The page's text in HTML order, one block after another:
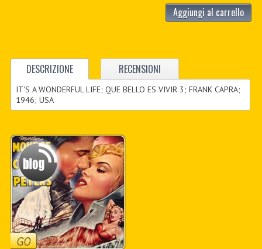
Aggiungi al carrello
DESCRIZIONE RECENSIONI
IT'S A WONDERFUL LIFE; QUE BELLO ES VIVIR 3; FRANK CAPRA;
1946; USA